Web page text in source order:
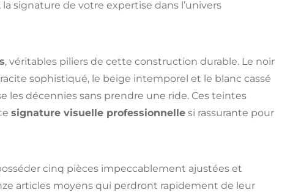
signature de votre expertise dans l’univers
, véritables piliers de cette construction durable. Le noir
sophistiqué, le beige intemporel et le blanc cassé
décennies sans prendre une ride. Ces teintes
signature visuelle professionnelle si rassurante pour
cinq pièces impeccablement ajustées et
articles moyens qui perdront rapidement de leur